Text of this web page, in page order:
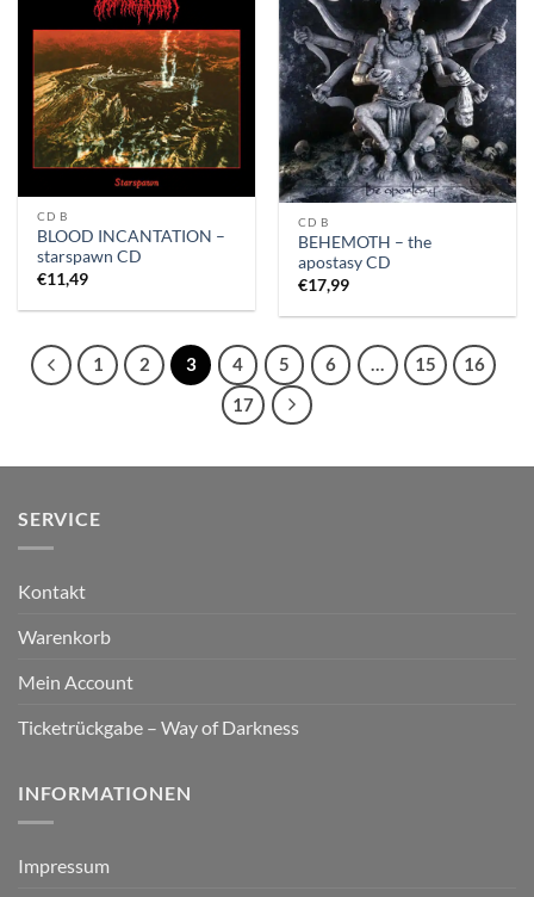
CD B
BLOOD INCANTATION –
starspawn CD
€11,49
CD B
BEHEMOTH – the
apostasy CD
€17,99
1 2 3 4 5 6 … 15
16
17
SERVICE
Kontakt
Warenkorb
Mein Account
Ticketrückgabe – Way of Darkness
INFORMATIONEN
Impressum